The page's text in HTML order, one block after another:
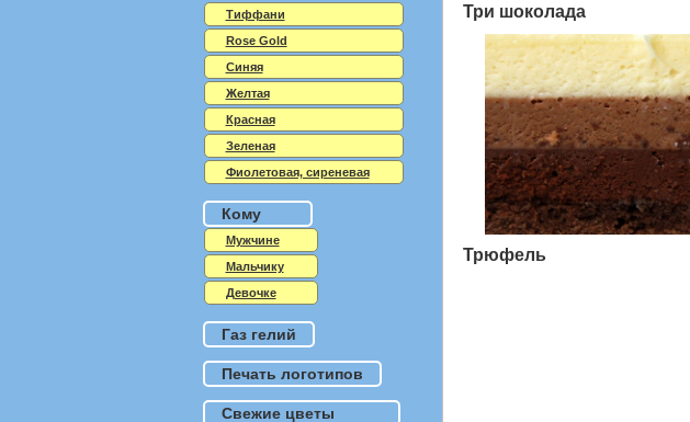
Три шоколада
Трюфель
Тиффани
Rose Gold
Синяя
Желтая
Красная
Зеленая
Фиолетовая, сиреневая
Кому
Мужчине
Мальчику
Девочке
Газ гелий
Печать логотипов
Свежие цветы